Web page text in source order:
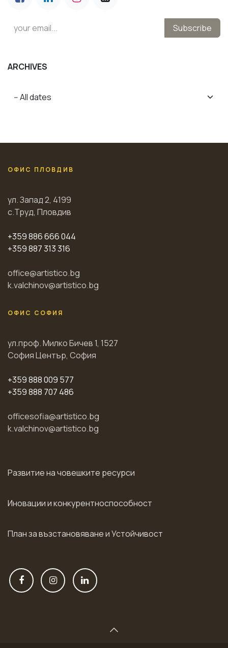
Subscribe
ARCHIVES
ОФИС ПЛОВДИВ
ул. Запад 2, 4199
с.Труд, Пловдив
+359 886 666 044
+359 887 313 316
office@artistico.bg
k.valchinov@artistico.bg
ОФИС СОФИЯ
ул.проф. Милко Бичев 1, 1527
София Център, София
+359 888 009 577
+359 888 707 486
officesofia@artistico.bg
k.valchinov@artistico.bg
Развитие на човешките ресурси
Иновации и конкурентноспособност
План за възстановяване и Устойчивост